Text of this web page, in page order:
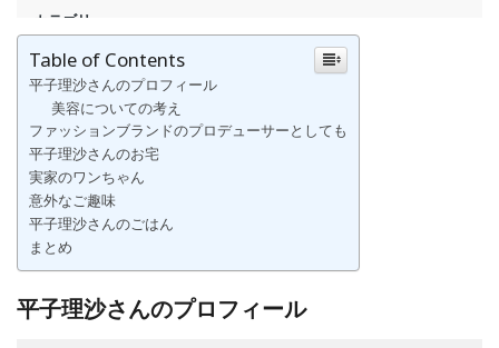
Table of Contents
平子理沙さんのプロフィール
美容についての考え
ファッションブランドのプロデューサーとしても
平子理沙さんのお宅
実家のワンちゃん
意外なご趣味
平子理沙さんのごはん
まとめ
平子理沙さんのプロフィール